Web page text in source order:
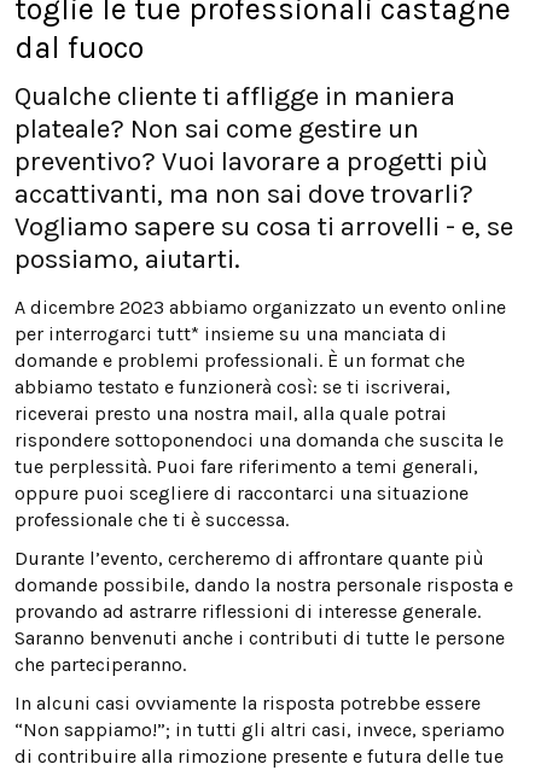
toglie le tue professionali castagne
dal fuoco
Qualche cliente ti affligge in maniera
plateale? Non sai come gestire un
preventivo? Vuoi lavorare a progetti più
accattivanti, ma non sai dove trovarli?
Vogliamo sapere su cosa ti arrovelli - e, se
possiamo, aiutarti.
A dicembre 2023 abbiamo organizzato un evento online
per interrogarci tutt* insieme su una manciata di
domande e problemi professionali. È un format che
abbiamo testato e funzionerà così: se ti iscriverai,
riceverai presto una nostra mail, alla quale potrai
rispondere sottoponendoci una domanda che suscita le
tue perplessità. Puoi fare riferimento a temi generali,
oppure puoi scegliere di raccontarci una situazione
professionale che ti è successa.
Durante l’evento, cercheremo di affrontare quante più
domande possibile, dando la nostra personale risposta e
provando ad astrarre riflessioni di interesse generale.
Saranno benvenuti anche i contributi di tutte le persone
che parteciperanno.
In alcuni casi ovviamente la risposta potrebbe essere
“Non sappiamo!”; in tutti gli altri casi, invece, speriamo
di contribuire alla rimozione presente e futura delle tue